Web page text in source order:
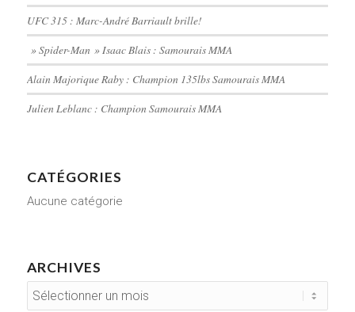
UFC 315 : Marc-André Barriault brille!
» Spider-Man » Isaac Blais : Samourais MMA
Alain Majorique Raby : Champion 135lbs Samourais MMA
Julien Leblanc : Champion Samourais MMA
CATÉGORIES
Aucune catégorie
ARCHIVES